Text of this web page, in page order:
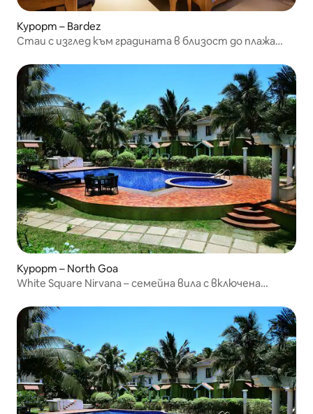
Курорт – Bardez
Стаи с изглед към градината в близост до плажа
Курорт – North Goa
White Square Nirvana – семейна вила с включена